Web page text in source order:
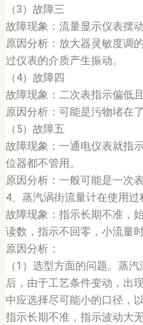
（3）故障三
故障现象：流量显示仪表摆动
原因分析：放大器灵敏度调
过仪表的介质产生振动。
（4）故障四
故障现象：二次表指示偏低且
原因分析：可能是污物堵在
（5）故障五
故障现象：一通电仪表就指
位器都不管用。
原因分析：一般可能是一次
4、蒸汽涡街流量计在使用
故障现象：指示长期不准，
读数，指示不回零，小流量
原因分析：
（1）选型方面的问题。蒸
后，由于工艺条件变动，出
中应选择尽可能小的口径，
指示长期不准，指示波动大无